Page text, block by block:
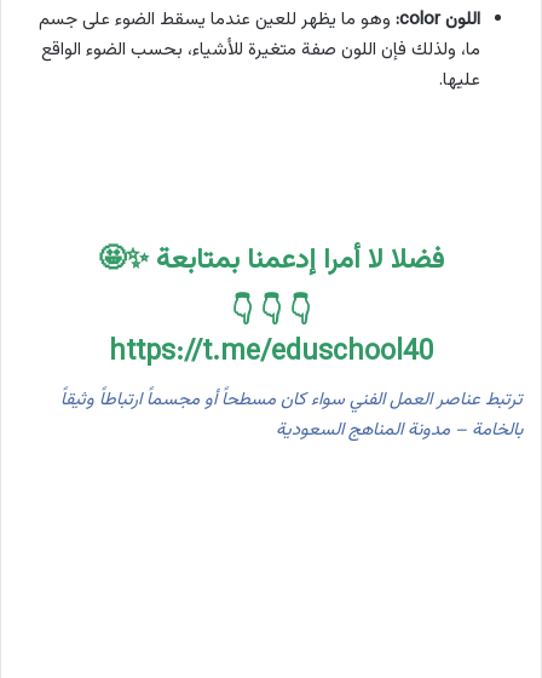
اللون color:
وهو ما يظهر للعين عندما يسقط الضوء على جسم
ما، ولذلك فإن اللون صفة متغيرة للأشياء، بحسب الضوء الواقع
عليها.
فضلا لا أمرا إدعمنا بمتابعة ✨🤩
👇 👇 👇
https://t.me/eduschool40
ترتبط عناصر العمل الفني سواء كان مسطحاً أو مجسماً ارتباطاً وثيقاً
بالخامة – مدونة المناهج السعودية